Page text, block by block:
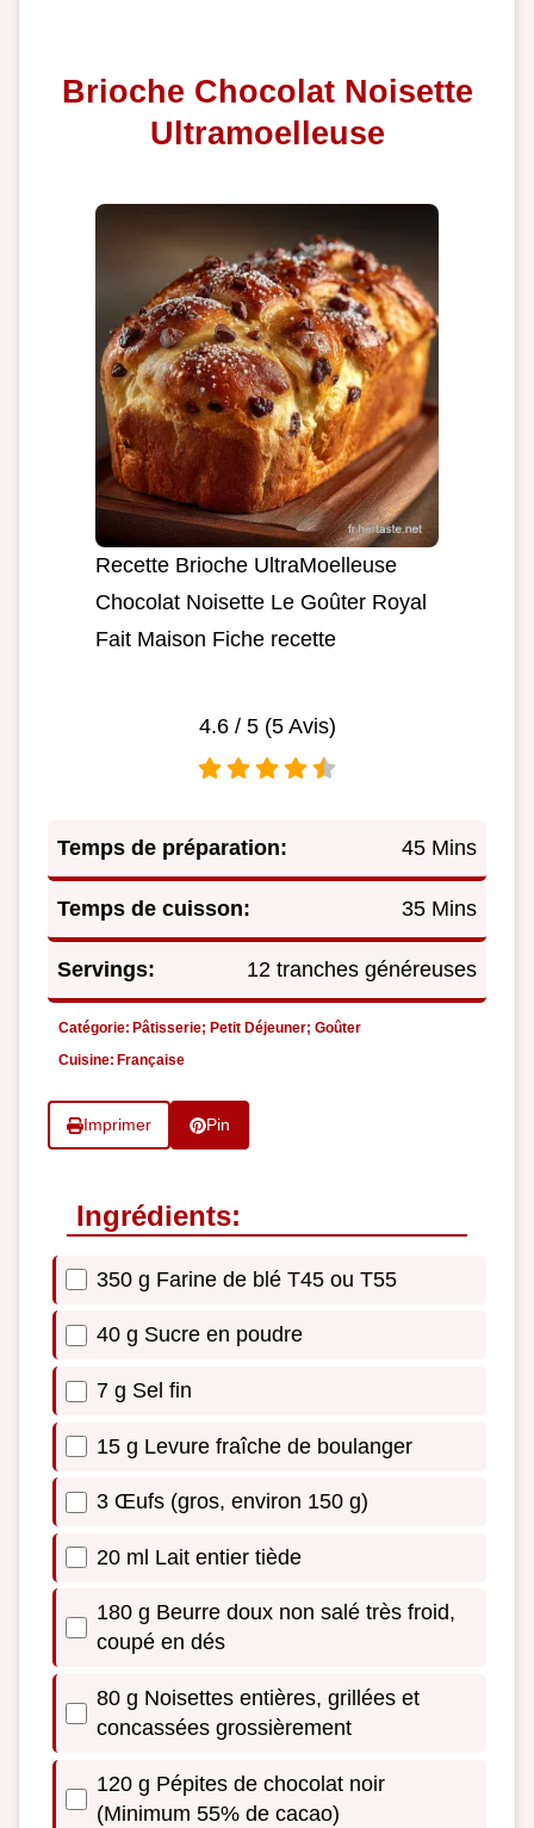
Brioche Chocolat Noisette
Ultramoelleuse
Recette Brioche UltraMoelleuse
Chocolat Noisette Le Goûter Royal
Fait Maison Fiche recette
4.6/ 5 (5Avis)
Temps de préparation: 45 Mins
Temps de cuisson: 35 Mins
Servings: 12 tranches généreuses
Catégorie: Pâtisserie; Petit Déjeuner; Goûter
Cuisine: Française
Imprimer Pin
Ingrédients:
350 g Farine de blé T45 ou T55
40 g Sucre en poudre
7 g Sel fin
15 g Levure fraîche de boulanger
3 Œufs (gros, environ 150 g)
20 ml Lait entier tiède
180 g Beurre doux non salé très froid,
coupé en dés
80 g Noisettes entières, grillées et
concassées grossièrement
120 g Pépites de chocolat noir
(Minimum 55% de cacao)